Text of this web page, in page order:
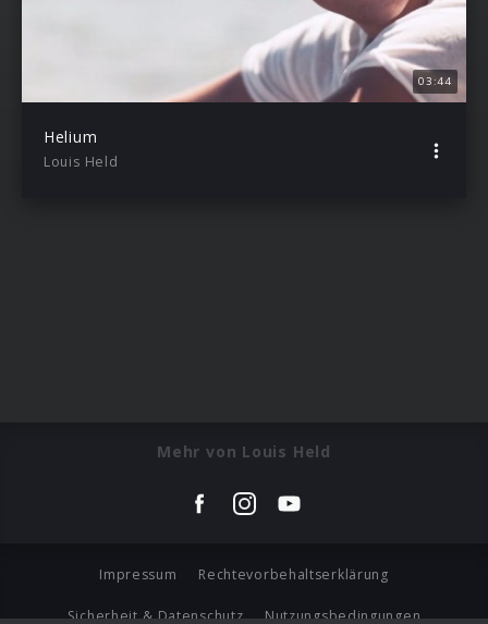
03:44
Helium
Louis Held
Mehr von Louis Held
Impressum Rechtevorbehaltserklärung
Sicherheit & Datenschutz Nutzungsbedingungen